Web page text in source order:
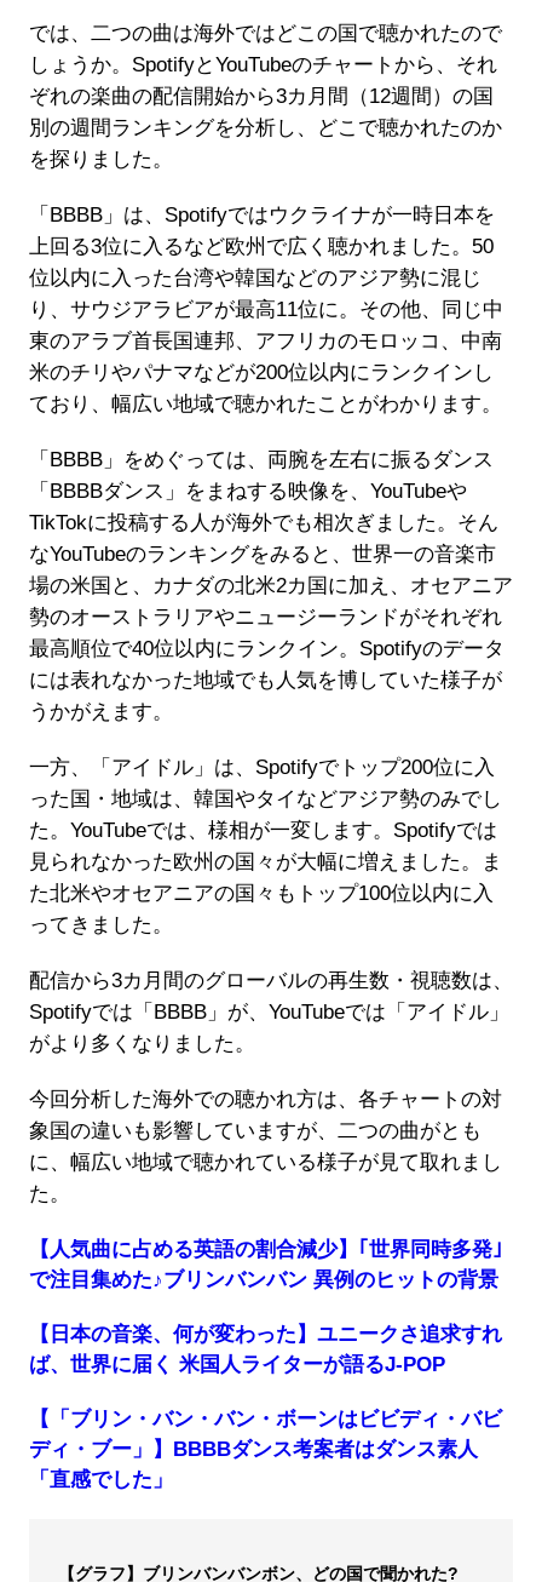
では、二つの曲は海外ではどこの国で聴かれたので
しょうか。SpotifyとYouTubeのチャートから、それ
ぞれの楽曲の配信開始から3カ月間（12週間）の国
別の週間ランキングを分析し、どこで聴かれたのか
を探りました。
「BBBB」は、Spotifyではウクライナが一時日本を
上回る3位に入るなど欧州で広く聴かれました。50
位以内に入った台湾や韓国などのアジア勢に混じ
り、サウジアラビアが最高11位に。その他、同じ中
東のアラブ首長国連邦、アフリカのモロッコ、中南
米のチリやパナマなどが200位以内にランクインし
ており、幅広い地域で聴かれたことがわかります。
「BBBB」をめぐっては、両腕を左右に振るダンス
「BBBBダンス」をまねする映像を、YouTubeや
TikTokに投稿する人が海外でも相次ぎました。そん
なYouTubeのランキングをみると、世界一の音楽市
場の米国と、カナダの北米2カ国に加え、オセアニア
勢のオーストラリアやニュージーランドがそれぞれ
最高順位で40位以内にランクイン。Spotifyのデータ
には表れなかった地域でも人気を博していた様子が
うかがえます。
一方、「アイドル」は、Spotifyでトップ200位に入
った国・地域は、韓国やタイなどアジア勢のみでし
た。YouTubeでは、様相が一変します。Spotifyでは
見られなかった欧州の国々が大幅に増えました。ま
た北米やオセアニアの国々もトップ100位以内に入
ってきました。
配信から3カ月間のグローバルの再生数・視聴数は、
Spotifyでは「BBBB」が、YouTubeでは「アイドル」
がより多くなりました。
今回分析した海外での聴かれ方は、各チャートの対
象国の違いも影響していますが、二つの曲がとも
に、幅広い地域で聴かれている様子が見て取れまし
た。
【人気曲に占める英語の割合減少】｢世界同時多発｣
で注目集めた♪ブリンバンバン 異例のヒットの背景
【日本の音楽、何が変わった】ユニークさ追求すれ
ば、世界に届く 米国人ライターが語るJ-POP
【「ブリン・バン・バン・ボーンはビビディ・バビ
ディ・ブー」】BBBBダンス考案者はダンス素人
「直感でした」
【グラフ】ブリンバンバンボン、どの国で聞かれた?